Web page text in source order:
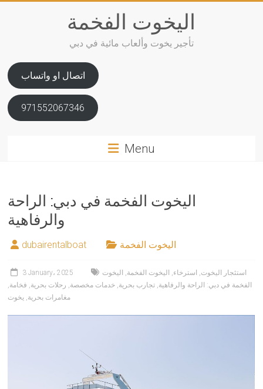
اليخوت الفخمة
تأجير يخوت وألعاب مائية في دبي
اتصال او واتساب
971552067346
Menu
اليخوت الفخمة في دبي: الراحة
والرفاهية
dubairentalboat اليخوت الفخمة
3 January، 2025 استئجار اليخوت, استرخاء, اليخوت الفخمة, اليخوت
الفخمة في دبي: الراحة والرفاهية, تجارب بحرية, خدمات مخصصة, رحلات بحرية, فخامة,
مغامرات بحرية, يخوت